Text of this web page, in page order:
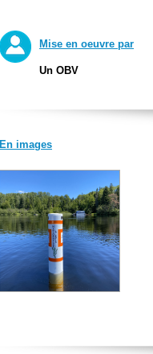
Mise en oeuvre par
Un OBV
En images